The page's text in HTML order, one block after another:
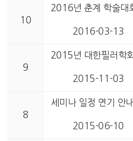
10
2016년 춘계 학술대
2016-03-13
9
2015년 대한필러학
2015-11-03
8
세미나 일정 연기 안내
2015-06-10